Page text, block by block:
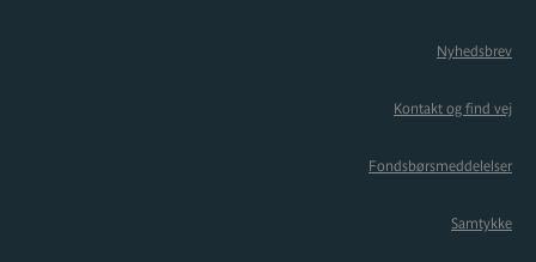
Nyhedsbrev
Kontakt og find vej
Fondsbørsmeddelelser
Samtykke